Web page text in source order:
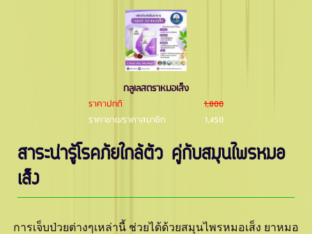
กลูเลสตราหมอเส็ง
ราคาปกติ
1,800
ราคาขาย/ราคาสมาชิก
1,450
สาระน่ารู้โรคภัยใกล้ตัว คู่กับสมุนไพรหมอ
เส็ง
การเจ็บป่วยต่างๆเหล่านี้ ช่วยได้ด้วยสมุนไพรหมอเส็ง ยาหมอ